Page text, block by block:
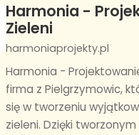
Harmonia -
Zieleni
harmoniaprojekty.pl
Harmonia -
firma z Pielgrzymowic,
się w tworzeniu
zieleni. Dzięki tworzonym